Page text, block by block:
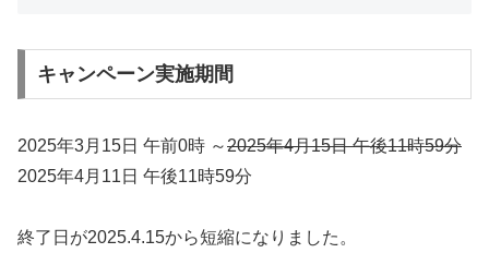
キャンペーン実施期間
2025年3月15日 午前0時 ～2025年4月15日 午後11時59分
2025年4月11日 午後11時59分
終了日が2025.4.15から短縮になりました。